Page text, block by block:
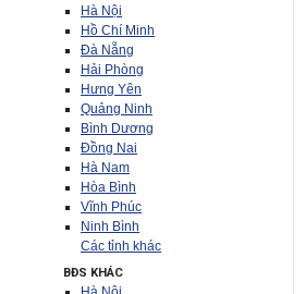
Hà Nội
Hồ Chí Minh
Đà Nẵng
Hải Phòng
Hưng Yên
Quảng Ninh
Bình Dương
Đồng Nai
Hà Nam
Hòa Bình
Vĩnh Phúc
Ninh Bình
Các tỉnh khác
BĐS KHÁC